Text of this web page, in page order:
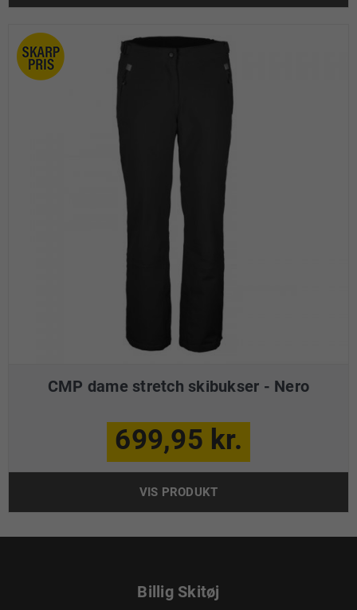
CMP dame stretch skibukser - Nero
699,95 kr.
VIS PRODUKT
Billig Skitøj